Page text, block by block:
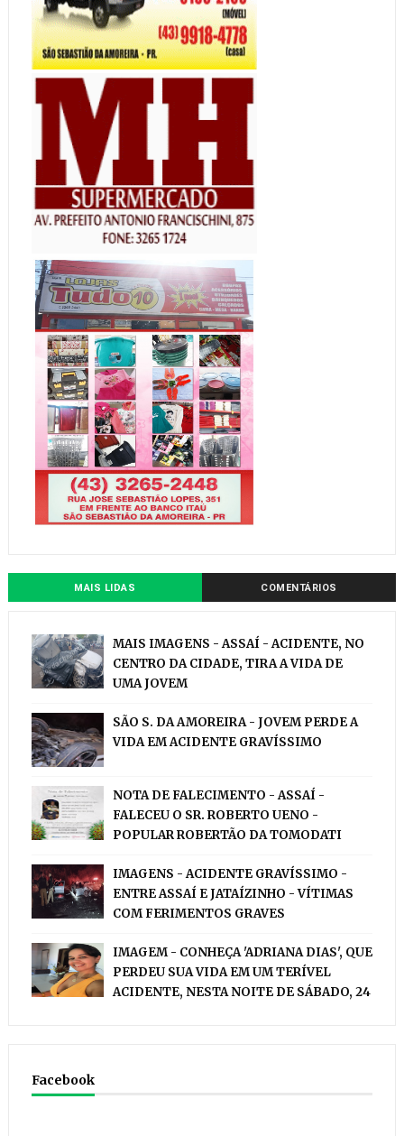
MAIS LIDAS COMENTÁRIOS
MAIS IMAGENS - ASSAÍ - ACIDENTE, NO
CENTRO DA CIDADE, TIRA A VIDA DE
UMA JOVEM
SÃO S. DA AMOREIRA - JOVEM PERDE A
VIDA EM ACIDENTE GRAVÍSSIMO
NOTA DE FALECIMENTO - ASSAÍ -
FALECEU O SR. ROBERTO UENO -
POPULAR ROBERTÃO DA TOMODATI
IMAGENS - ACIDENTE GRAVÍSSIMO -
ENTRE ASSAÍ E JATAÍZINHO - VÍTIMAS
COM FERIMENTOS GRAVES
IMAGEM - CONHEÇA 'ADRIANA DIAS', QUE
PERDEU SUA VIDA EM UM TERÍVEL
ACIDENTE, NESTA NOITE DE SÁBADO, 24
Facebook